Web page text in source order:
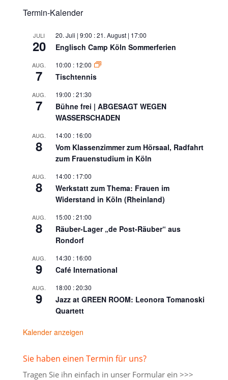
Termin-Kalender
JULI
20
20. Juli | 9:00 :21. August | 17:00
Englisch Camp Köln Sommerferien
AUG.
7
10:00 : 12:00
Tischtennis
AUG.
7
19:00 :21:30
Bühne frei | ABGESAGT WEGEN
WASSERSCHADEN
AUG.
8
14:00 : 16:00
Vom Klassenzimmer zum Hörsaal, Radfahrt
zum Frauenstudium in Köln
AUG.
8
14:00 : 17:00
Werkstatt zum Thema: Frauen im
Widerstand in Köln (Rheinland)
AUG.
8
15:00 :21:00
Räuber-Lager „de Post-Räuber“ aus
Rondorf
AUG.
9
14:30 : 16:00
Café International
AUG.
9
18:00 :20:30
Jazz at GREEN ROOM: Leonora Tomanoski
Quartett
Kalender anzeigen
Sie haben einen Termin für uns?
Tragen Sie ihn einfach in unser Formular ein >>>